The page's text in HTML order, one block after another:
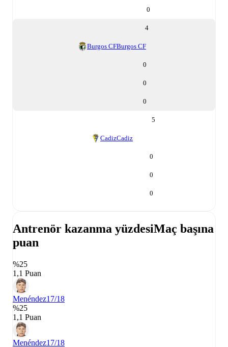
0
4
Burgos CFBurgos CF
0
0
0
5
CadizCadiz
0
0
0
Antrenör kazanma yüzdesiMaç başına
puan
%25
1,1 Puan
Menéndez17/18
%25
1,1 Puan
Menéndez17/18